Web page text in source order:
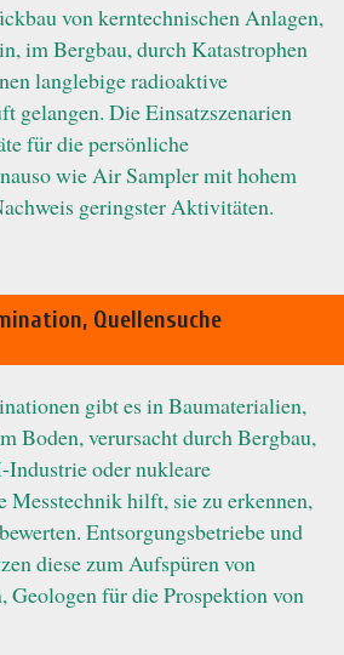
von kerntechnischen Anlagen,
im Bergbau, durch Katastrophen
langlebige radioaktive
gelangen. Die Einsatzszenarien
für die persönliche
wie Air Sampler mit hohem
geringster Aktivitäten.
Quellensuche
gibt es in Baumaterialien,
Boden, verursacht durch Bergbau,
oder nukleare
Messtechnik hilft, sie zu erkennen,
Entsorgungsbetriebe und
diese zum Aufspüren von
Geologen für die Prospektion von